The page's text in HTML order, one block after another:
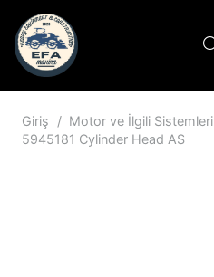
Giriş / Motor ve İlgili Sistemleri
5945181 Cylinder Head AS